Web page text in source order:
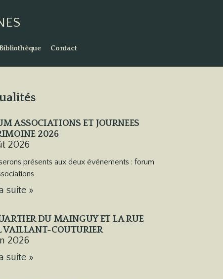
Contact
ASSOCIATIONS ET JOURNEES
2026
2026
présents aux deux événements : forum
suite »
DU MAINGUY ET LA RUE
VAILLANT-COUTURIER
2026
suite »